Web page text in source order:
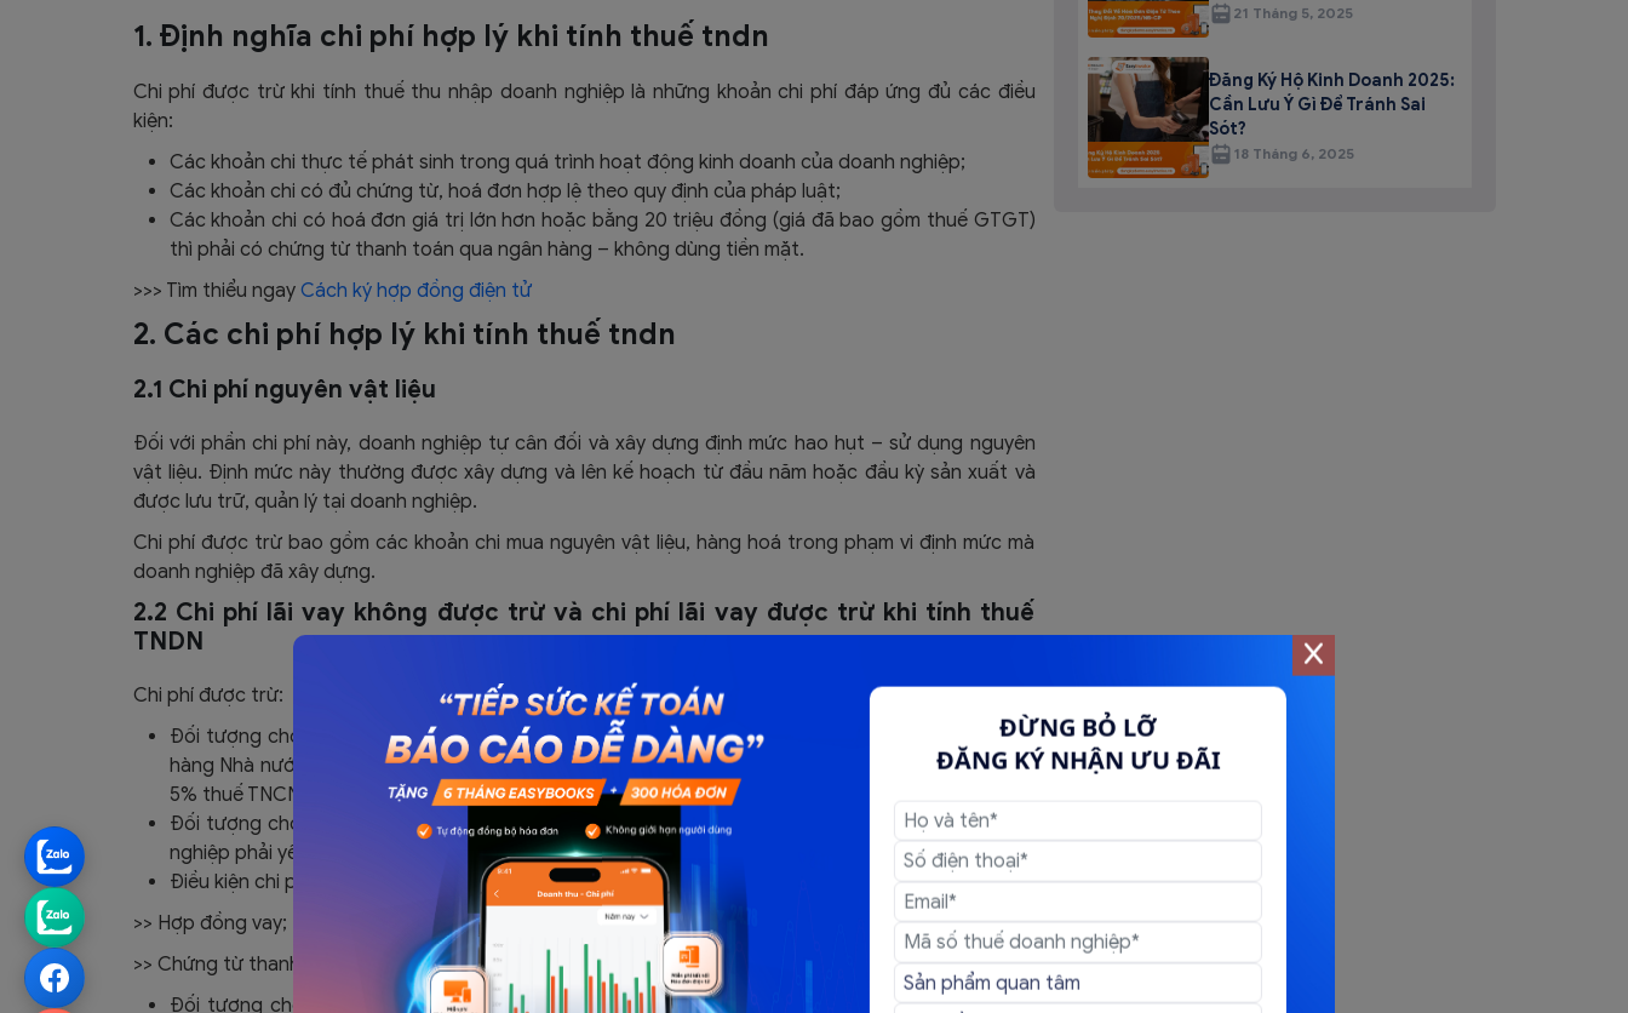
ĐỪNG BỎ LỠ
ĐĂNG KÝ NHẬN ƯU ĐÃI
1. Định nghĩa chi phí hợp lý khi tính thuế tndn
Chi phí được trừ khi tính thuế thu nhập doanh nghiệp là những khoản chi phí đáp ứng đủ các điều
kiện:
Các khoản chi thực tế phát sinh trong quá trình hoạt động kinh doanh của doanh nghiệp;
Các khoản chi có đủ chứng từ, hoá đơn hợp lệ theo quy định của pháp luật;
Các khoản chi có hoá đơn giá trị lớn hơn hoặc bằng 20 triệu đồng (giá đã bao gồm thuế GTGT)
thì phải có chứng từ thanh toán qua ngân hàng – không dùng tiền mặt.
>>> Tìm thiểu ngay Cách ký hợp đồng điện tử
2. Các chi phí hợp lý khi tính thuế tndn
2.1 Chi phí nguyên vật liệu
Đối với phần chi phí này, doanh nghiệp tự cân đối và xây dựng định mức hao hụt – sử dụng nguyên
vật liệu. Định mức này thường được xây dựng và lên kế hoạch từ đầu năm hoặc đầu kỳ sản xuất và
được lưu trữ, quản lý tại doanh nghiệp.
Chi phí được trừ bao gồm các khoản chi mua nguyên vật liệu, hàng hoá trong phạm vi định mức mà
doanh nghiệp đã xây dựng.
2.2 Chi phí lãi vay không được trừ và chi phí lãi vay được trừ khi tính thuế
TNDN
Chi phí được trừ:
Đối tượng cho vay là cá nhân: Lãi suất vay không vượt quá 150% mức lãi suất cơ bản do Ngân
hàng Nhà nước Việt Nam công bố tại thời điểm đi vay. Đồng thời, khi trả lãi vay thì phải khấu trừ
5% thuế TNCN trên phần lãi chi trả của cá nhân đó;
Đối tượng cho vay là doanh nghiệp – không phải là tổ chức tín dụng: Khi trả tiền lãi vay, doanh
nghiệp phải yêu cầu bên cho vay xuất hoá đơn;
Điều kiện chi phí lãi vay được trừ khi tính thuế TNDN:
>> Hợp đồng vay;
>> Chứng từ thanh toán séc hoặc ủy nhiệm chi.
Đối tượng cho vay là ngân hàng hoặc tổ chức tín dụng: Phải tuân thủ theo lãi suất công bố.
21 Tháng 5, 2025
Đăng Ký Hộ Kinh Doanh 2025:
Cần Lưu Ý Gì Để Tránh Sai
Sót?
18 Tháng 6, 2025